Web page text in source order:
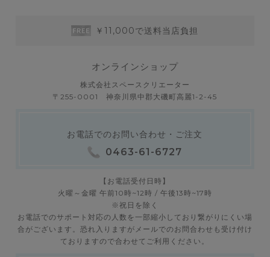
￥11,000で送料当店負担
オンラインショップ
株式会社スペースクリエーター
〒255-0001 神奈川県中郡大磯町高麗1-2-45
お電話でのお問い合わせ・ご注文
0463-61-6727
【お電話受付日時】
火曜～金曜 午前10時~12時 / 午後13時~17時
※祝日を除く
お電話でのサポート対応の人数を一部縮小しており繋がりにくい場
合がございます。恐れ入りますがメールでのお問合わせも受け付け
ておりますので合わせてご利用ください。